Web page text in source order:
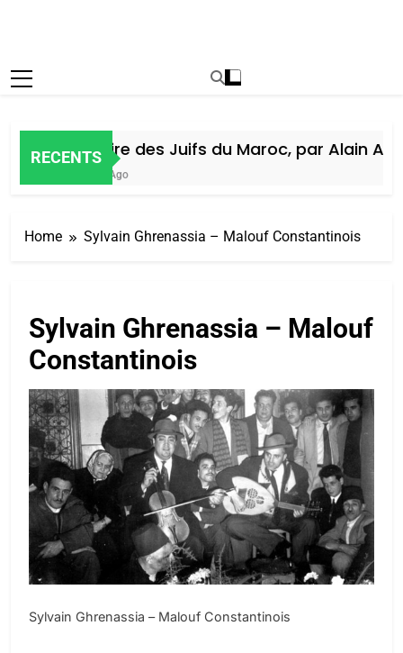
RECENTS
Histoire des Juifs du Maroc, par Alain
6 Jours Ago
Home Sylvain Ghrenassia – Malouf Constantinois
Sylvain Ghrenassia – Malouf
Constantinois
Sylvain Ghrenassia – Malouf Constantinois